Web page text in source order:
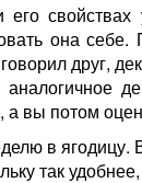
свойствах
она себе.
друг,
а вы потом
в ягодицу.
так